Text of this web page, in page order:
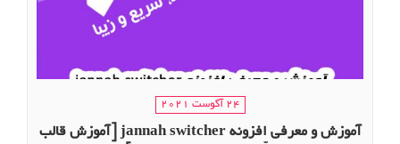
24 آگوست 2021
آموزش و معرفی افزونه jannah switcher [آموزش قالب